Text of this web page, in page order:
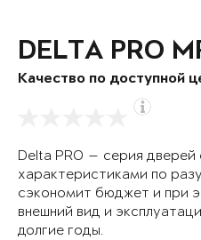
DELTA PRO
Качество по доступной
Delta PRO — серия дверей
характеристиками по
сэкономит бюджет и при
внешний вид и
долгие годы.